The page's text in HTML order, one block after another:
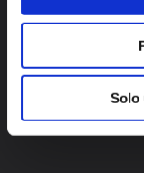
Solo
Madrid
Lisboa